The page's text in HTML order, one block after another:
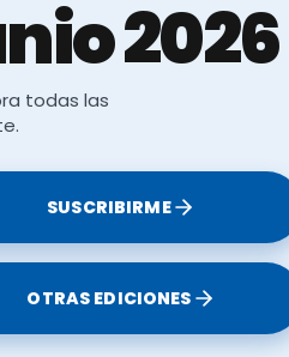
2026
todas las
SUSCRIBIRME
OTRAS EDICIONES